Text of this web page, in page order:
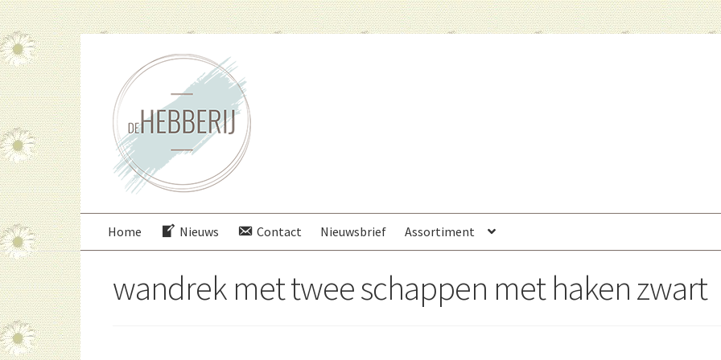
door
naar
navigatie
direct
naar
inhoud
Home Nieuws Contact Nieuwsbrief Assortiment
wandrek met twee schappen met haken zwart